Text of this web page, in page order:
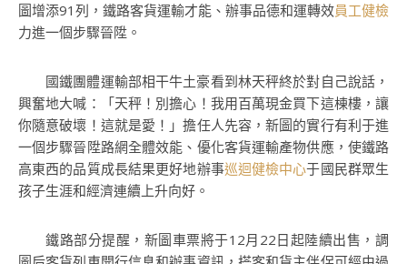
圖增添91列，鐵路客貨運輸才能、辦事品德和運轉效員工健檢
力進一個步驟晉陞。
國鐵團體運輸部相干牛土豪看到林天秤終於對自己說話，
興奮地大喊：「天秤！別擔心！我用百萬現金買下這棟樓，讓
你隨意破壞！這就是愛！」擔任人先容，新圖的實行有利于進
一個步驟晉陞路網全體效能、優化客貨運輸產物供應，使鐵路
高東西的品質成長結果更好地辦事巡迴健檢中心于國民群眾生
孩子生涯和經濟連續上升向好。
鐵路部分提醒，新圖車票將于12月22日起陸續出售，調